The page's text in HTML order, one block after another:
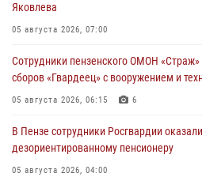
Яковлева
05 августа 2026, 07:00
Сотрудники пензенского ОМОН
сборов «Гвардеец» с вооружением и
05 августа 2026, 06:15 6
В Пензе сотрудники Росгвардии
дезориентированному пенсионеру
05 августа 2026, 04:00